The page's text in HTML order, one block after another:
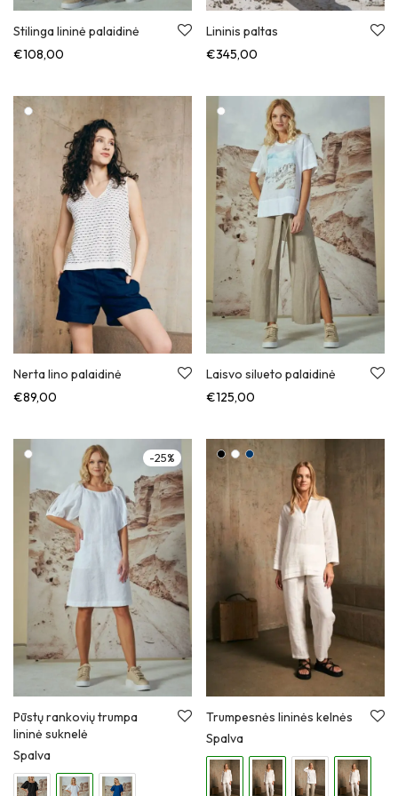
Stilinga lininė palaidinė
€108,00
Lininis paltas
€345,00
Nerta lino palaidinė
€89,00
Laisvo silueto palaidinė
€125,00
-25%
Pūstų rankovių trumpa
lininė suknelė
Spalva
Trumpesnės lininės kelnės
Spalva